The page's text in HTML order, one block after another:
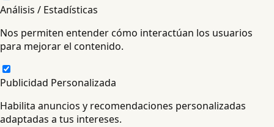
Análisis / Estadísticas
Nos permiten entender cómo interactúan los usuarios
para mejorar el contenido.
Publicidad Personalizada
Habilita anuncios y recomendaciones personalizadas
adaptadas a tus intereses.